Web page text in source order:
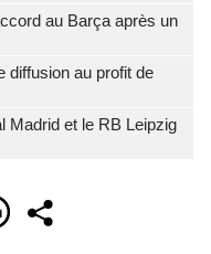
au Barça après un
diffusion au profit de
Madrid et le RB Leipzig